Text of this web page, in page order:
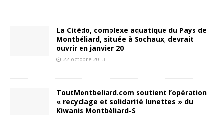
La Citédo, complexe aquatique du Pays de
Montbéliard, située à Sochaux, devrait
ouvrir en janvier 20
22 octobre 2013
ToutMontbeliard.com soutient l’opération
« recyclage et solidarité lunettes » du
Kiwanis Montbéliard-S